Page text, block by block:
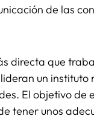
de las
directa que
un
El objetivo de
tener unos